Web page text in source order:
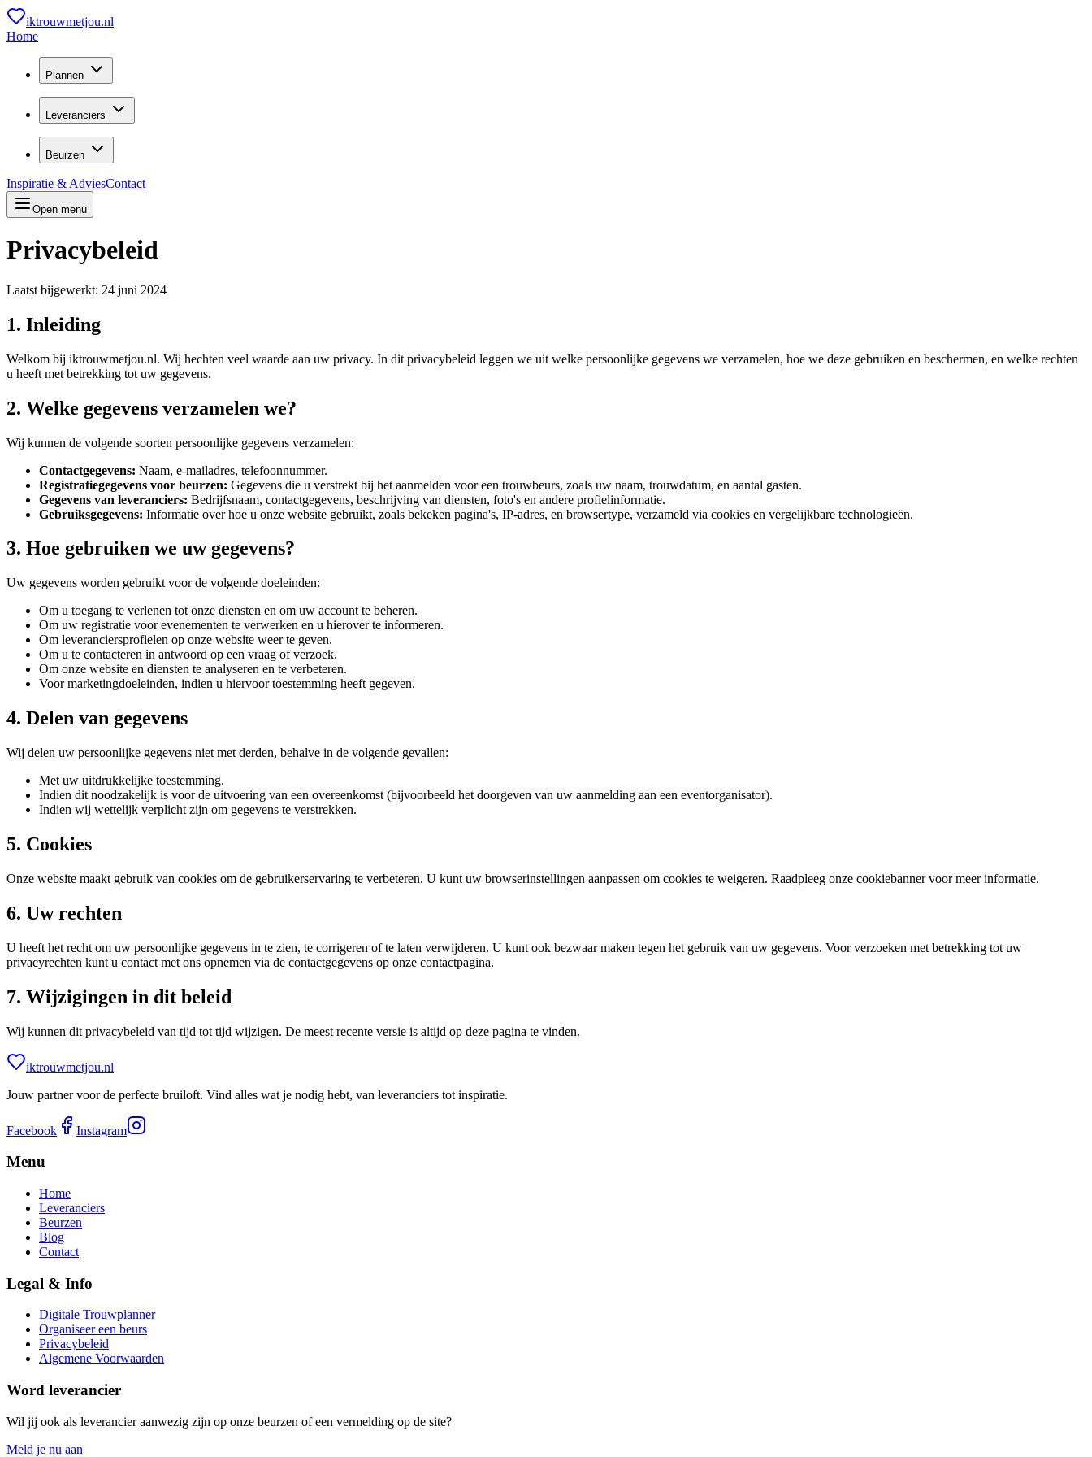
iktrouwmetjou.nl
Home
Plannen
Leveranciers
Beurzen
Inspiratie & AdviesContact
Open menu
Privacybeleid
Laatst bijgewerkt: 24 juni 2024
1. Inleiding
Welkom bij iktrouwmetjou.nl. Wij hechten veel waarde aan uw privacy. In dit privacybeleid leggen we uit welke persoonlijke gegevens we verzamelen, hoe we deze gebruiken en beschermen, en welke rechten
u heeft met betrekking tot uw gegevens.
2. Welke gegevens verzamelen we?
Wij kunnen de volgende soorten persoonlijke gegevens verzamelen:
Contactgegevens: Naam, e-mailadres, telefoonnummer.
Registratiegegevens voor beurzen: Gegevens die u verstrekt bij het aanmelden voor een trouwbeurs, zoals uw naam, trouwdatum, en aantal gasten.
Gegevens van leveranciers: Bedrijfsnaam, contactgegevens, beschrijving van diensten, foto's en andere profielinformatie.
Gebruiksgegevens: Informatie over hoe u onze website gebruikt, zoals bekeken pagina's, IP-adres, en browsertype, verzameld via cookies en vergelijkbare technologieën.
3. Hoe gebruiken we uw gegevens?
Uw gegevens worden gebruikt voor de volgende doeleinden:
Om u toegang te verlenen tot onze diensten en om uw account te beheren.
Om uw registratie voor evenementen te verwerken en u hierover te informeren.
Om leveranciersprofielen op onze website weer te geven.
Om u te contacteren in antwoord op een vraag of verzoek.
Om onze website en diensten te analyseren en te verbeteren.
Voor marketingdoeleinden, indien u hiervoor toestemming heeft gegeven.
4. Delen van gegevens
Wij delen uw persoonlijke gegevens niet met derden, behalve in de volgende gevallen:
Met uw uitdrukkelijke toestemming.
Indien dit noodzakelijk is voor de uitvoering van een overeenkomst (bijvoorbeeld het doorgeven van uw aanmelding aan een eventorganisator).
Indien wij wettelijk verplicht zijn om gegevens te verstrekken.
5. Cookies
Onze website maakt gebruik van cookies om de gebruikerservaring te verbeteren. U kunt uw browserinstellingen aanpassen om cookies te weigeren. Raadpleeg onze cookiebanner voor meer informatie.
6. Uw rechten
U heeft het recht om uw persoonlijke gegevens in te zien, te corrigeren of te laten verwijderen. U kunt ook bezwaar maken tegen het gebruik van uw gegevens. Voor verzoeken met betrekking tot uw
privacyrechten kunt u contact met ons opnemen via de contactgegevens op onze contactpagina.
7. Wijzigingen in dit beleid
Wij kunnen dit privacybeleid van tijd tot tijd wijzigen. De meest recente versie is altijd op deze pagina te vinden.
iktrouwmetjou.nl
Jouw partner voor de perfecte bruiloft. Vind alles wat je nodig hebt, van leveranciers tot inspiratie.
Facebook Instagram
Menu
Home
Leveranciers
Beurzen
Blog
Contact
Legal & Info
Digitale Trouwplanner
Organiseer een beurs
Privacybeleid
Algemene Voorwaarden
Word leverancier
Wil jij ook als leverancier aanwezig zijn op onze beurzen of een vermelding op de site?
Meld je nu aan